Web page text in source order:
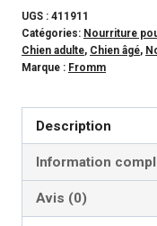
-
Conserve
dinde,
patates
douces
pâté
UGS : 411911
Catégories: Nourriture
Chien adulte, Chien âgé,
Marque : Fromm
Description
Information
Avis (0)